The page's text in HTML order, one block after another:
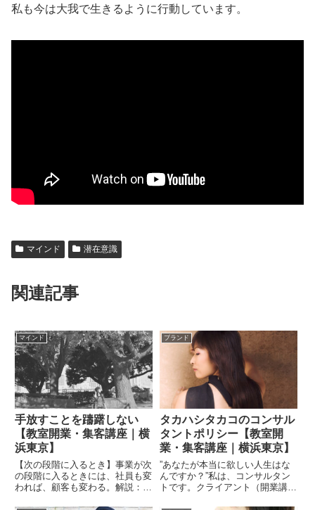
私も今は大我で生きるように行動しています。
マインド 潜在意識
関連記事
マインド
手放すことを躊躇しない
【教室開業・集客講座｜横
浜東京】
【次の段階に入るとき】事業が次
の段階に入るときには、社員も変
われば、顧客も変わる。解説：社
ブランド
タカハシタカコのコンサル
タントポリシー【教室開
業・集客講座｜横浜東京】
”あなたが本当に欲しい人生はな
んですか？”私は、コンサルタン
トです。クライアント（開業講座